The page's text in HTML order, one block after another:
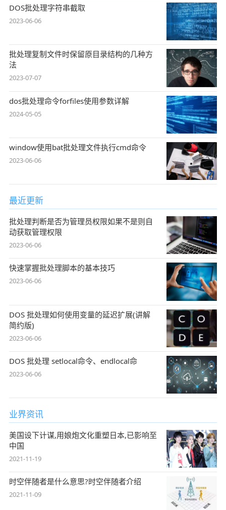
DOS批处理字符串截取
2023-06-06
批处理复制文件时保留原目录结构的几种方
法
2023-07-07
dos批处理命令forfiles使用参数详解
2024-05-05
window使用bat批处理文件执行cmd命令
2023-06-06
最近更新
批处理判断是否为管理员权限如果不是则自
动获取管理权限
2023-06-06
快速掌握批处理脚本的基本技巧
2023-06-06
DOS 批处理如何使用变量的延迟扩展(讲解
简约版)
2023-06-06
DOS 批处理 setlocal命令、endlocal命
2023-06-06
业界资讯
美国设下计谋,用娘炮文化重塑日本,已影响至
中国
2021-11-19
时空伴随者是什么意思?时空伴随者介绍
2021-11-09